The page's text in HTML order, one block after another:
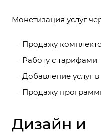
Монетизация услуг
Продажу
Работу с тарифами
Добавление услуг
Продажу
Дизайн и